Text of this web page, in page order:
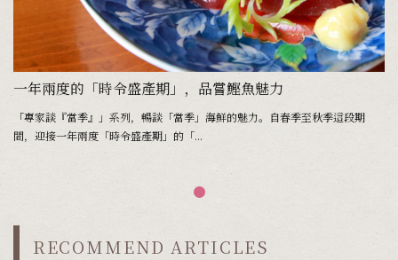
一年兩度的「時令盛產期」，品嘗鰹魚魅力
「專家談『當季』」系列，暢談「當季」海鮮的魅力。自春季至秋季這段期
間，迎接一年兩度「時令盛產期」的「...
RECOMMEND ARTICLES